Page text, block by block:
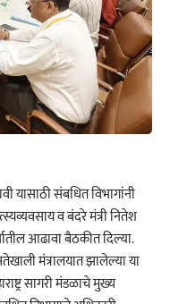
यासाठी संबधित विभागांनी
व बंदरे मंत्री नितेश
आढावा बैठकीत दिल्या.
मंत्रालयात झालेल्या या
सागरी मंडळाचे मुख्य